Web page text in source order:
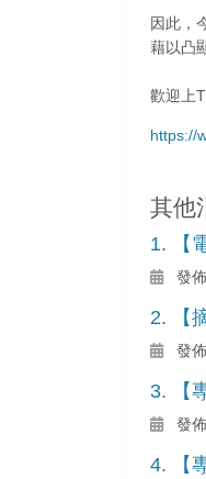
因此，
藉以凸
歡迎上
https://
其他
1. 【
發佈
2. 【
發佈
3. 【
發佈
4. 【